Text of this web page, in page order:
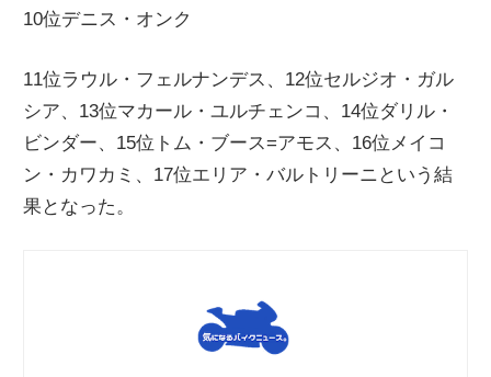
ュ
ー
10位デニス・オンク
11位ラウル・フェルナンデス、12位セルジオ・ガル
シア、13位マカール・ユルチェンコ、14位ダリル・
ビンダー、15位トム・ブース=アモス、16位メイコ
ン・カワカミ、17位エリア・バルトリーニという結
果となった。